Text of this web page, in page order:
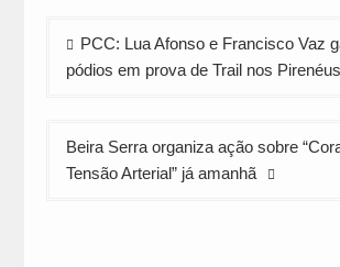
Navegação
de
PCC: Lua Afonso e Francisco Vaz
pódios em prova de Trail nos Pirenéus
Beira Serra organiza ação sobre
Tensão Arterial” já amanhã